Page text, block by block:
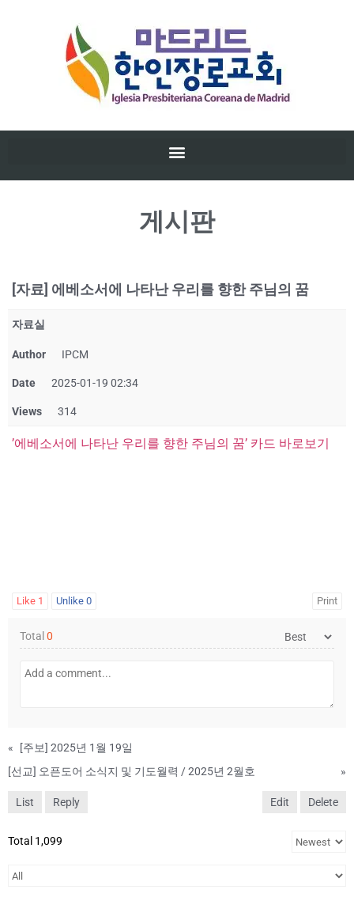
게시판
[자료] 에베소서에 나타난 우리를 향한 주님의 꿈
자료실
Author IPCM
Date 2025-01-19 02:34
Views 314
’에베소서에 나타난 우리를 향한 주님의 꿈’ 카드 바로보기
Like 1 Unlike 0 Print
Total 0
«
[주보] 2025년 1월 19일
[선교] 오픈도어 소식지 및 기도월력 / 2025년 2월호
»
List Reply Edit Delete
Total 1,099